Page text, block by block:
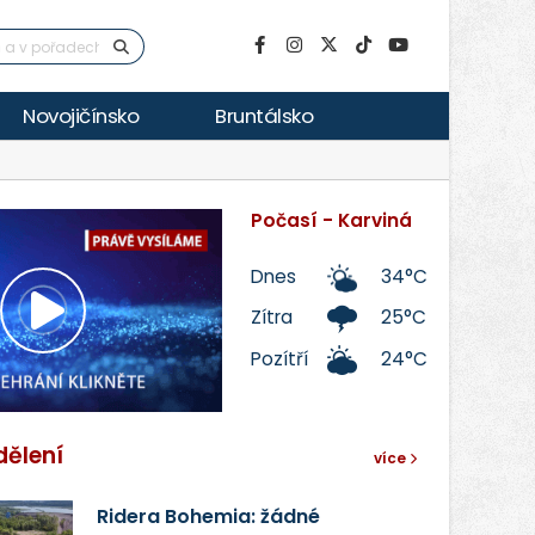
Novojičínsko Bruntálsko
Přehrát
video
Počasí - Karviná
Dnes
34°C
Zítra
25°C
Pozítří
24°C
více
Ridera Bohemia: žádné